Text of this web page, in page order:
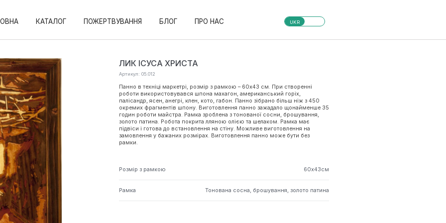
КАТАЛОГ ПОЖЕРТВУВАННЯ БЛОГ ПРО НАС UKR
ЛИК ІСУСА ХРИСТА
Артикул: 05.012
Панно в техніці маркетрі, розмір з рамкою – 60х43 см. При створенні
роботи використовувався шпона махагон, американський горіх,
палісандр, ясен, анегрі, клен, кото, габон. Панно зібрано більш ніж з 450
окремих фрагментів шпону. Виготовлення панно зажадало щонайменше 35
годин роботи майстра. Рамка зроблена з тонованої сосни, брошування,
золото патина. Робота покрита лляною олією та шелаком. Рамка має
підвіси і готова до встановлення на стіну. Можливе виготовлення на
замовлення у бажаних розмірах. Виготовлення панно може бути без
рамки.
Розмір з рамкою 60х43см
Рамка Тонована сосна, брошування, золото патина